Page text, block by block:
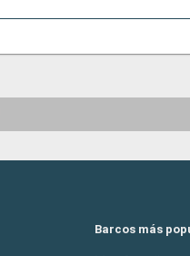
Barcos más